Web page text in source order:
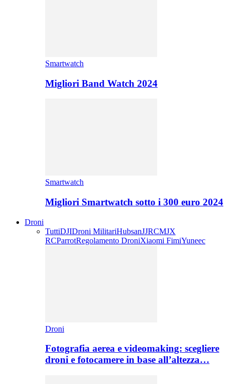
Smartwatch
Migliori Band Watch 2024
Smartwatch
Migliori Smartwatch sotto i 300 euro 2024
Droni
TuttiDJIDroni MilitariHubsanJJRCMJX
RCParrotRegolamento DroniXiaomi FimiYuneec
Droni
Fotografia aerea e videomaking: scegliere
droni e fotocamere in base all’altezza…